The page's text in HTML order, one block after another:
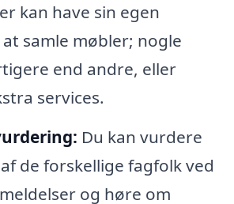
kan have sin egen
samle møbler; nogle
end andre, eller
services.
Du kan vurdere
de forskellige fagfolk ved
og høre om